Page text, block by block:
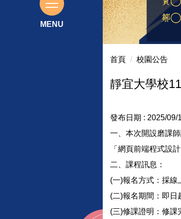
115基北區免試入學
首頁 校園公告
靜宜大學校
發布日期 : 2025/09/
一、本次開設磨課
「網頁前端程式設計
二、課程訊息：
(一)報名方式：採線
(二)報名期間：即日
(三)修課證明：修課